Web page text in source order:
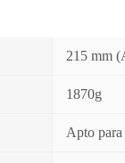
215 mm
1870g
Apto